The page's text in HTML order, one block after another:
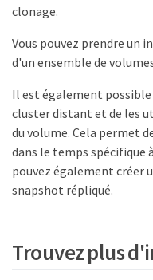
clonage.
Vous pouvez prendre un
d'un ensemble de
Il est également
cluster distant et de les
du volume. Cela permet
dans le temps spécifique
pouvez également créer
snapshot répliqué.
Trouvez plus